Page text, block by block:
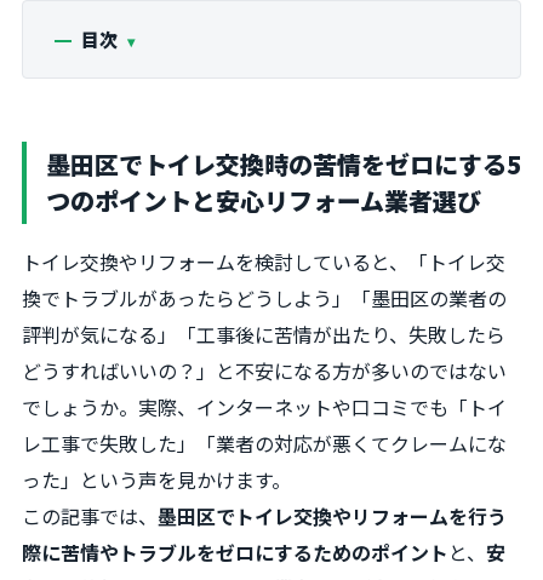
目次
墨田区でトイレ交換時の苦情をゼロにする5
つのポイントと安心リフォーム業者選び
トイレ交換やリフォームを検討していると、「トイレ交
換でトラブルがあったらどうしよう」「墨田区の業者の
評判が気になる」「工事後に苦情が出たり、失敗したら
どうすればいいの？」と不安になる方が多いのではない
でしょうか。実際、インターネットや口コミでも「トイ
レ工事で失敗した」「業者の対応が悪くてクレームにな
った」という声を見かけます。
この記事では、 墨田区でトイレ交換やリフォームを行う
際に苦情やトラブルをゼロにするためのポイント と、 安